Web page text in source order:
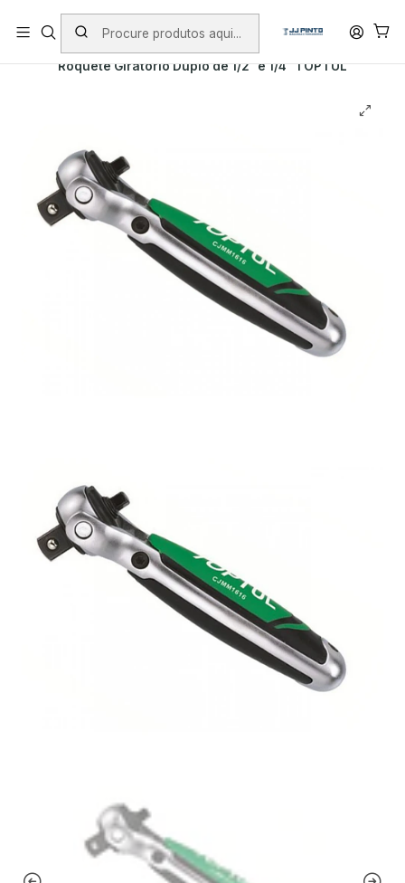
PORTES INCLUÍDOS EM ENCOMENDAS +75€ (excepto ilhas)
Início PRODUTOS FERRAMENTA MANUAL
Roquete Giratório Duplo de 1/2" e 1/4" TOPTUL